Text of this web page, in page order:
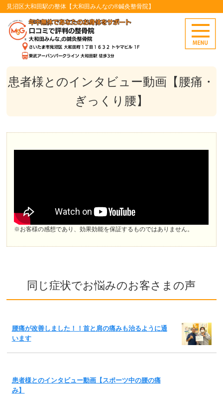
見沼区大和田駅の整体【大和田みんなの®鍼灸整骨院】
患者様とのインタビュー動画【腰痛・
ぎっくり腰】
※お客様の感想であり、効果効能を保証するものではありません。
同じ症状でお悩みのお客さまの声
腰痛が改善しました！！首と肩の痛みも治るように通
います
患者様とのインタビュー動画【スポーツ中の腰の痛
み】